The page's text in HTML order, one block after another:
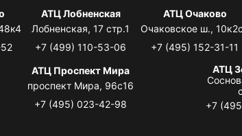
АТЦ Лобненская
Лобненская, 17 стр.1
+7 (499) 110-53-06
АТЦ Очаково
Очаковское ш.,
+7 (495) 152-31-11
АТЦ Проспект Мира
проспект Мира, 96с16
+7 (495) 023-42-98
АТЦ
+7